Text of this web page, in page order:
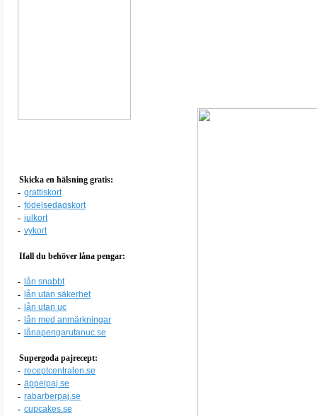
Skicka en hälsning gratis:
- grattiskort
- födelsedagskort
- julkort
- vykort
Ifall du behöver låna pengar:
- lån snabbt
- lån utan säkerhet
- lån utan uc
- lån med anmärkningar
- lånapengarutanuc.se
Supergoda pajrecept:
- receptcentralen.se
- äppelpaj.se
- rabarberpaj.se
- cupcakes.se